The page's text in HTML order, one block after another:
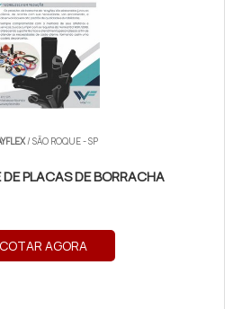
/ SÃO ROQUE - SP
PLACAS DE BORRACHA
COTAR AGORA